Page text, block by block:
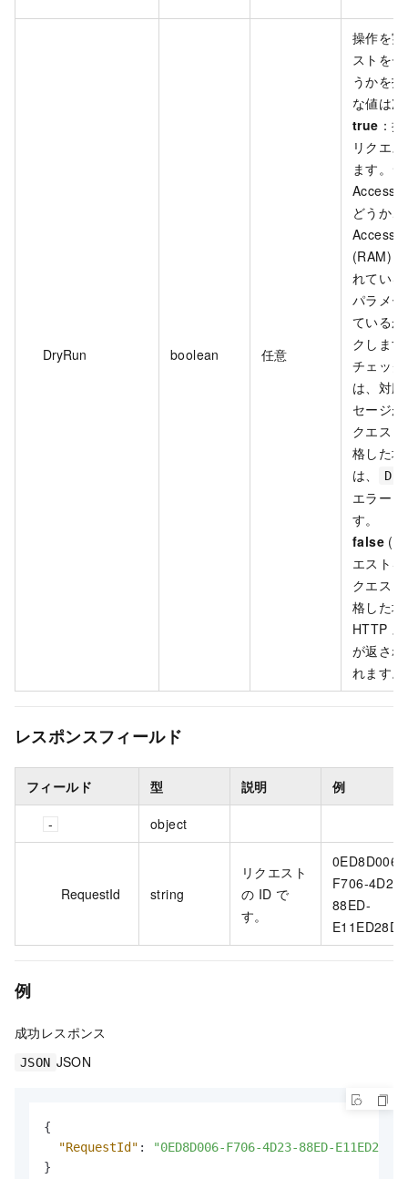
DryRun boolean 任意
操作を
ストを
うかを
な値は
true ：
リクエ
ます。
どうか
Access
(RAM)
れてい
パラメ
ている
クしま
チェッ
は、対
セージ
クエス
格した場
は、
エラー
す。
false (
エスト
クエス
格した
HTTP
が返さ
れます。
レスポンスフィールド
フィールド 型 説明 例
object
RequestId string
リクエスト
の ID で
す。
0ED8D006-
F706-4D23-
88ED-
例
成功レスポンス
JSON JSON
{
"RequestId" :
"0ED8D006-F706-4D23-88ED-
}